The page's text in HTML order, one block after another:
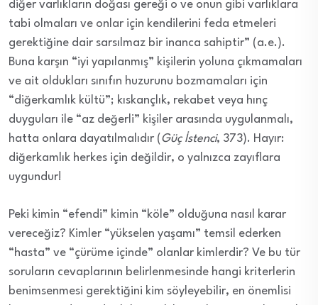
diğer varlıkların doğası gereği o ve onun gibi varlıklara
tabi olmaları ve onlar için kendilerini feda etmeleri
gerektiğine dair sarsılmaz bir inanca sahiptir” (a.e.).
Buna karşın “iyi yapılanmış” kişilerin yoluna çıkmamaları
ve ait oldukları sınıfın huzurunu bozmamaları için
“diğerkamlık kültü”; kıskançlık, rekabet veya hınç
duyguları ile “az değerli” kişiler arasında uygulanmalı,
hatta onlara dayatılmalıdır (Güç İstenci, 373). Hayır:
diğerkamlık herkes için değildir, o yalnızca zayıflara
uygundur!
Peki kimin “efendi” kimin “köle” olduğuna nasıl karar
vereceğiz? Kimler “yükselen yaşamı” temsil ederken
“hasta” ve “çürüme içinde” olanlar kimlerdir? Ve bu tür
soruların cevaplarının belirlenmesinde hangi kriterlerin
benimsenmesi gerektiğini kim söyleyebilir, en önemlisi